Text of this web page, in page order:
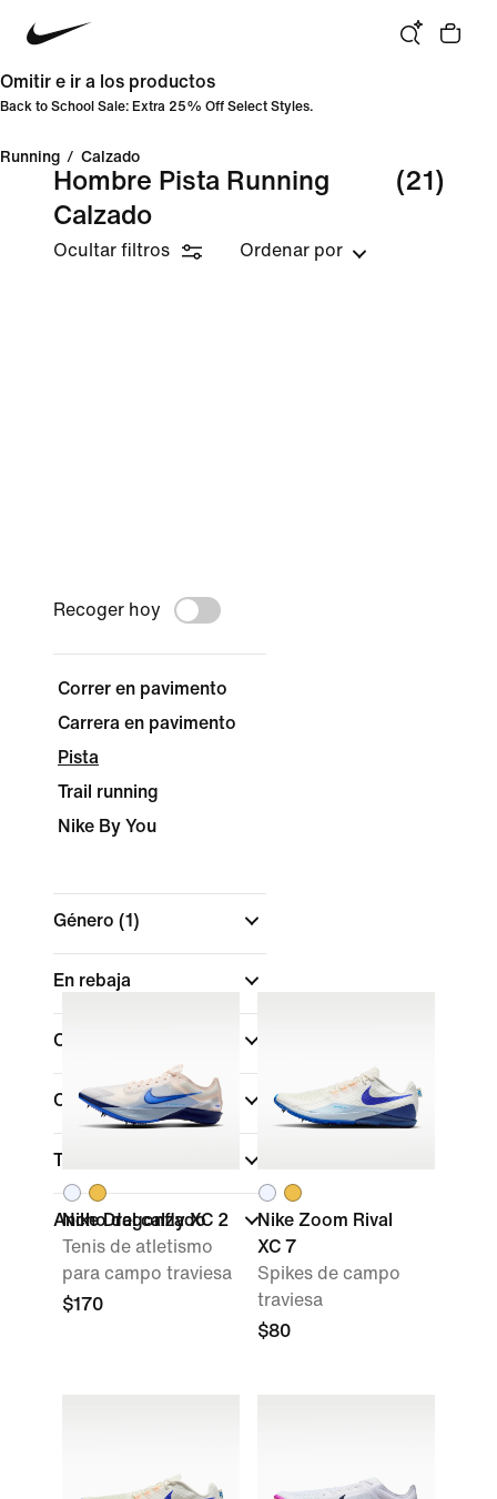
Omitir e ir a los productos
Back to School Sale: Extra 25% Off Select Styles.
Running / Calzado
Hombre Pista Running
Calzado
(21)
Ocultar filtros Ordenar por
Recoger hoy
Correr en pavimento
Carrera en pavimento
Pista
Trail running
Nike By You
Género (1)
En rebaja
Color
Comprar por precio
Talla
Ancho del calzado
Nike Dragonfly XC 2
Tenis de atletismo
para campo traviesa
$170
Nike Zoom Rival
XC 7
Spikes de campo
traviesa
$80